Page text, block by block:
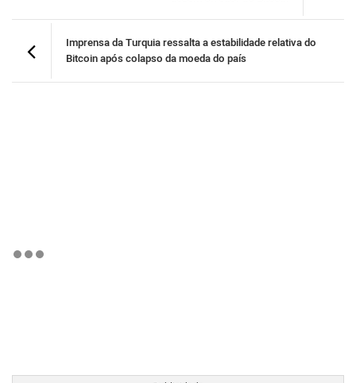
Imprensa da Turquia ressalta a estabilidade relativa do
Bitcoin após colapso da moeda do país